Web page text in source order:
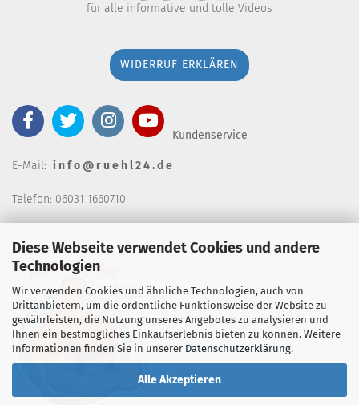
Diese Webseite verwendet Cookies und andere
Technologien
Wir verwenden Cookies und ähnliche Technologien, auch von
Drittanbietern, um die ordentliche Funktionsweise der Website zu
gewährleisten, die Nutzung unseres Angebotes zu analysieren und
Ihnen ein bestmögliches Einkaufserlebnis bieten zu können. Weitere
Informationen finden Sie in unserer Datenschutzerklärung.
Alle Akzeptieren
für alle informative und tolle Videos
WIDERRUF ERKLÄREN
Kundenservice
E-Mail: i n f o @ r u e h l 2 4 . d e
Telefon: 06031 1660710